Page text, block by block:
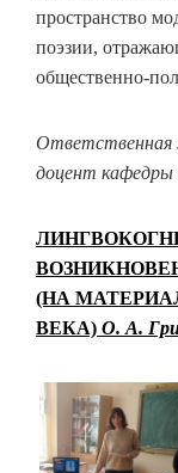
пространство
поэзии,
общественно-
Ответственная
доцент кафедры
(НА
ВЕКА) О. А.